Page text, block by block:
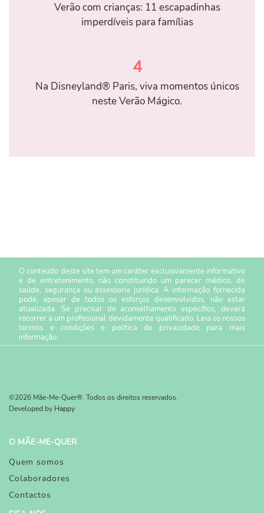
Verão com crianças: 11 escapadinhas
imperdíveis para famílias
4
Na Disneyland® Paris, viva momentos únicos
neste Verão Mágico.
O conteúdo deste site tem um caráter exclusivamente informativo
e de entretenimento, não constituindo um parecer médico, de
saúde, segurança ou assessoria jurídica. A informação fornecida
pode, apesar de todos os esforços desenvolvidos, não estar
atualizada. Se precisar de aconselhamento específico, deverá
recorrer a um profissional devidamente qualificado. Leia os nossos
termos e condiçõese política de privacidade para mais
informação.
©2026 Mãe-Me-Quer®. Todos os direitos reservados.
Developed by Happy
O MÃE-ME-QUER
Quem somos
Colaboradores
Contactos